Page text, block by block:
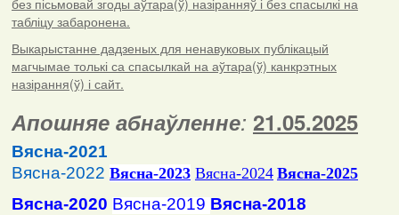
без пісьмовай згоды аўтара(ў) назіранняў і без спасылкі на
табліцу забаронена.
Выкарыстанне дадзеных для ненавуковых публікацый
магчымае толькі са спасылкай на аўтара(ў) канкрэтных
назірання(ў) і сайт.
Апошняе абнаўленне: 21.05.2025
Вясна-2021
Вясна-2022 Вясна-2023 Вясна-2024 Вясна-2025
Вясна-2020 Вясна-2019 Вясна-2018